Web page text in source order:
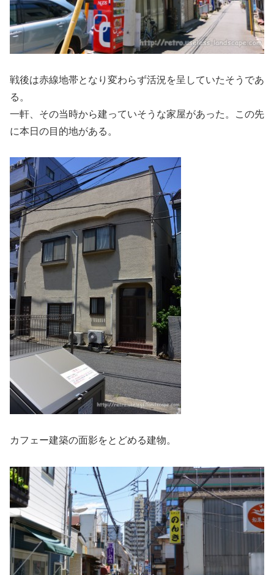
戦後は赤線地帯となり変わらず活況を呈していたそうであ
る。
一軒、その当時から建っていそうな家屋があった。この先
に本日の目的地がある。
カフェー建築の面影をとどめる建物。